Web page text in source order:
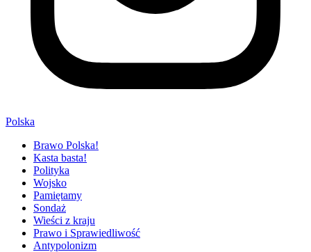
Polska
Brawo Polska!
Kasta basta!
Polityka
Wojsko
Pamiętamy
Sondaż
Wieści z kraju
Prawo i Sprawiedliwość
Antypolonizm